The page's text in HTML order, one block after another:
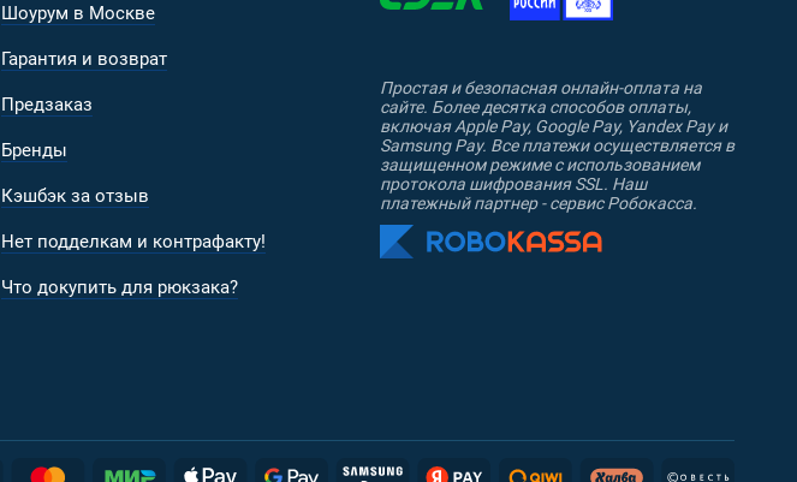
Шоурум в Москве
Гарантия и возврат
Предзаказ
Бренды
Кэшбэк за отзыв
Нет подделкам и контрафакту!
Что докупить для рюкзака?
Простая и безопасная онлайн-оплата на
сайте. Более десятка способов оплаты,
включая Apple Pay, Google Pay, Yandex Pay и
Samsung Pay. Все платежи осуществляется в
защищенном режиме с использованием
протокола шифрования SSL. Наш
платежный партнер - сервис Робокасса.